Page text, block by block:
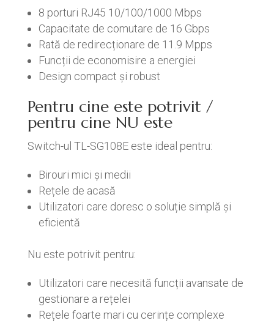
8 porturi RJ45 10/100/1000 Mbps
Capacitate de comutare de 16 Gbps
Rată de redirecționare de 11.9 Mpps
Funcții de economisire a energiei
Design compact și robust
Pentru cine este potrivit /
pentru cine NU este
Switch-ul TL-SG108E este ideal pentru:
Birouri mici și medii
Rețele de acasă
Utilizatori care doresc o soluție simplă și
eficientă
Nu este potrivit pentru:
Utilizatori care necesită funcții avansate de
gestionare a rețelei
Rețele foarte mari cu cerințe complexe